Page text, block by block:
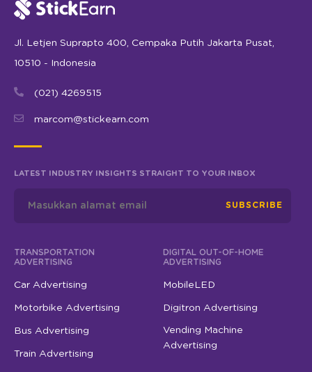
Jl. Letjen Suprapto 400, Cempaka Putih Jakarta Pusat,
10510 - Indonesia
(021) 4269515
marcom@stickearn.com
LATEST INDUSTRY INSIGHTS STRAIGHT TO YOUR INBOX
SUBSCRIBE
TRANSPORTATION
ADVERTISING
Car Advertising
Motorbike Advertising
Bus Advertising
Train Advertising
DIGITAL OUT-OF-HOME
ADVERTISING
MobileLED
Digitron Advertising
Vending Machine
Advertising